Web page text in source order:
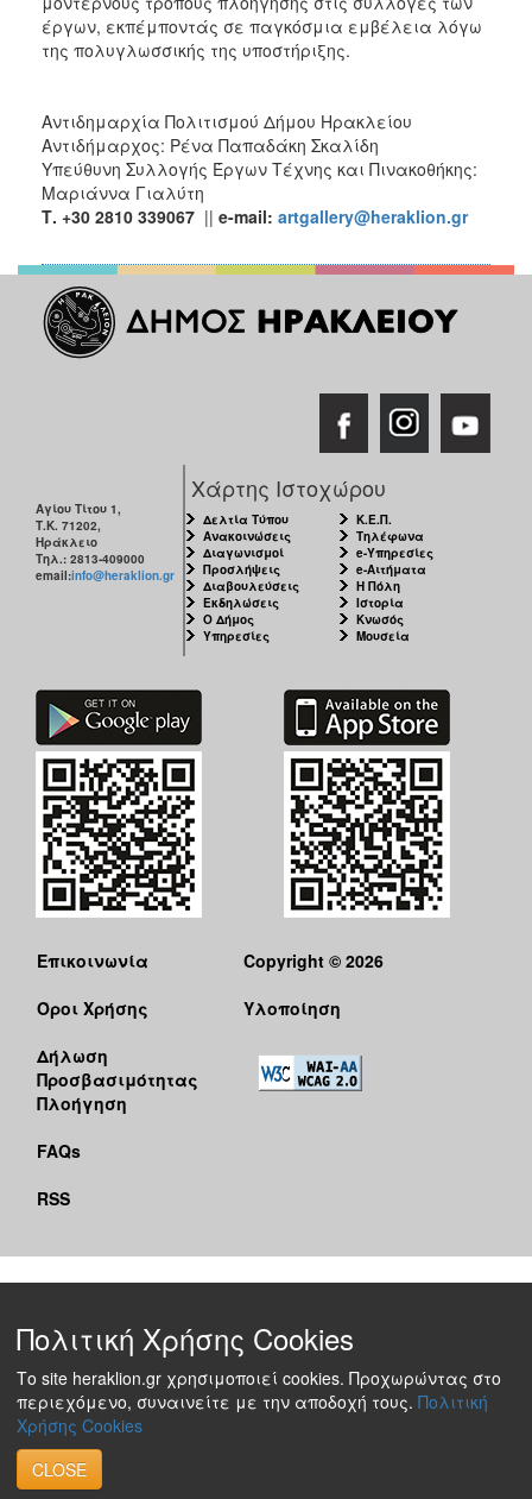
έργων, εκπέμποντάς σε παγκόσμια εμβέλεια λόγω
της πολυγλωσσικής της υποστήριξης.
Αντιδημαρχία Πολιτισμού Δήμου Ηρακλείου
Αντιδήμαρχος: Ρένα Παπαδάκη Σκαλίδη
Υπεύθυνη Συλλογής Έργων Τέχνης και Πινακοθήκης:
Μαριάννα Γιαλύτη
Τ. +30 2810 339067 || e-mail: artgallery@heraklion.gr
Αγίου Τίτου 1,
Τ.Κ. 71202,
Ηράκλειο
Τηλ.: 2813-409000
email:info@heraklion.gr
Χάρτης Ιστοχώρου
Δελτία Τύπου
Ανακοινώσεις
Διαγωνισμοί
Προσλήψεις
Διαβουλεύσεις
Εκδηλώσεις
Ο Δήμος
Υπηρεσίες
Κ.Ε.Π.
Τηλέφωνα
e-Υπηρεσίες
e-Αιτήματα
Η Πόλη
Ιστορία
Κνωσός
Μουσεία
Επικοινωνία
Όροι Χρήσης
Δήλωση
Προσβασιμότητας
Πλοήγηση
FAQs
RSS
Copyright © 2026
Υλοποίηση
Πολιτική Χρήσης Cookies
Το site heraklion.gr χρησιμοποιεί cookies. Προχωρώντας στο
περιεχόμενο, συναινείτε με την αποδοχή τους. Πολιτική
Χρήσης Cookies
CLOSE